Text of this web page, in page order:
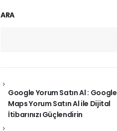
ARA
Google Yorum Satın Al : Google
Maps Yorum Satın Al ile Dijital
İtibarınızı Güçlendirin